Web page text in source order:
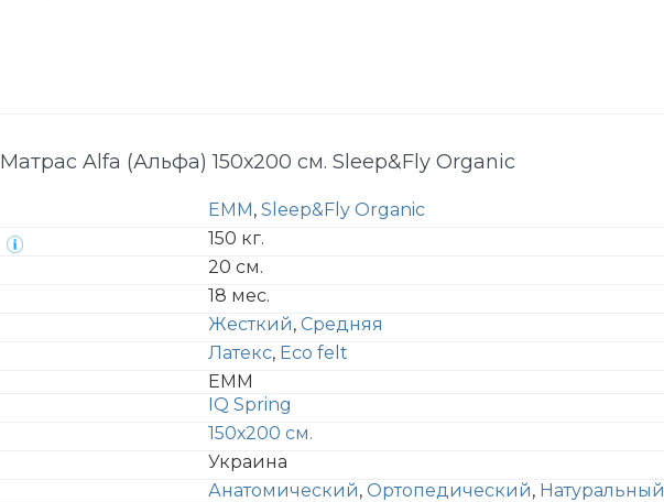
Матрас Alfa (Альфа) 150х200 см. Sleep&Fly Organic
EMM, Sleep&Fly Organic
150 кг.
20 см.
18 мес.
Жесткий, Средняя
Латекс, Eco felt
EMM
IQ Spring
150х200 см.
Украина
Анатомический, Ортопедический, Натуральный